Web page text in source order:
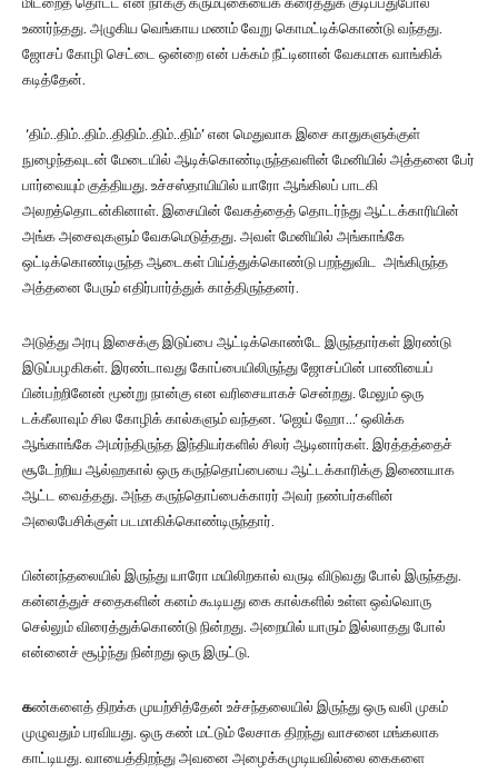
உணர்ந்தது. அழுகிய வெங்காய மணம் வேறு கொமட்டிக்கொண்டு வந்தது.
ஜோசப் கோழி செட்டை ஒன்றை என் பக்கம் நீட்டினான் வேகமாக வாங்கிக்
கடித்தேன்.
‘திம்..திம்..திம்..திதிம்..திம்..திம்’ என மெதுவாக இசை காதுகளுக்குள்
நுழைந்தவுடன் மேடையில் ஆடிக்கொண்டிருந்தவளின் மேனியில் அத்தனை பேர்
பார்வையும் குத்தியது. உச்சஸ்தாயியில் யாரோ ஆங்கிலப் பாடகி
அலறத்தொடன்கினாள். இசையின் வேகத்தைத் தொடர்ந்து ஆட்டக்காரியின்
அங்க அசைவுகளும் வேகமெடுத்தது. அவள் மேனியில் அங்காங்கே
ஒட்டிக்கொண்டிருந்த ஆடைகள் பிய்த்துக்கொண்டு பறந்துவிட அங்கிருந்த
அத்தனை பேரும் எதிர்பார்த்துக் காத்திருந்தனர்.
அடுத்து அரபு இசைக்கு இடுப்பை ஆட்டிக்கொண்டே இருந்தார்கள் இரண்டு
இடுப்பழகிகள். இரண்டாவது கோப்பையிலிருந்து ஜோசப்பின் பாணியைப்
பின்பற்றினேன் மூன்று நான்கு என வரிசையாகச் சென்றது. மேலும் ஒரு
டக்கீலாவும் சில கோழிக் கால்களும் வந்தன. ‘ஜெய் ஹோ…’ ஒலிக்க
ஆங்காங்கே அமர்ந்திருந்த இந்தியர்களில் சிலர் ஆடினார்கள். இரத்தத்தைச்
சூடேற்றிய ஆல்ஹகால் ஒரு கருந்தொப்பையை ஆட்டக்காரிக்கு இணையாக
ஆட்ட வைத்தது. அந்த கருந்தொப்பைக்காரர் அவர் நண்பர்களின்
அலைபேசிக்குள் படமாகிக்கொண்டிருந்தார்.
பின்னந்தலையில் இருந்து யாரோ மயிலிறகால் வருடி விடுவது போல் இருந்தது.
கன்னத்துச் சதைகளின் கனம் கூடியது கை கால்களில் உள்ள ஒவ்வொரு
செல்லும் விரைத்துக்கொண்டு நின்றது. அறையில் யாரும் இல்லாதது போல்
என்னைச் சூழ்ந்து நின்றது ஒரு இருட்டு.
கண்களைத் திறக்க முயற்சித்தேன் உச்சந்தலையில் இருந்து ஒரு வலி முகம்
முழுவதும் பரவியது. ஒரு கண் மட்டும் லேசாக திறந்து வாசனை மங்கலாக
காட்டியது. வாயைத்திறந்து அவனை அழைக்கமுடியவில்லை கைகளை